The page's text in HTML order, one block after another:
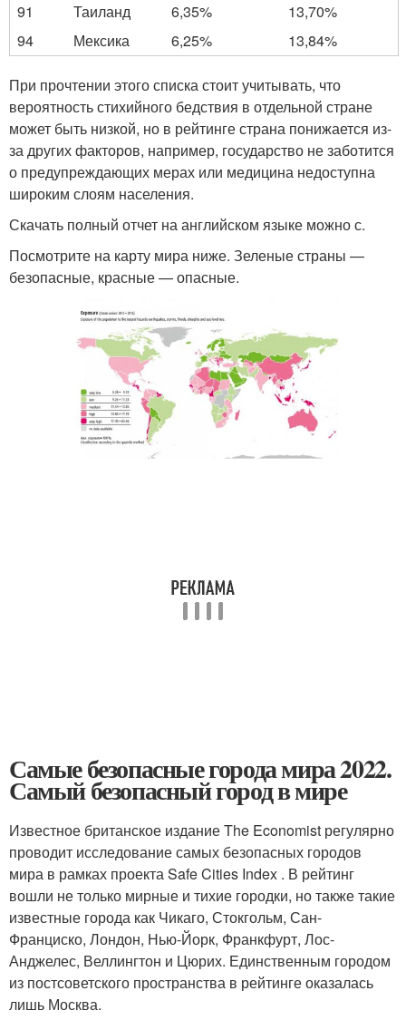
91
Таиланд 6,35%
13,70%
94
Мексика 6,25% 13,84%
При прочтении этого списка стоит учитывать, что
вероятность стихийного бедствия в отдельной стране
может быть низкой, но в рейтинге страна понижается из-
за других факторов, например, государство не заботится
о предупреждающих мерах или медицина недоступна
широким слоям населения.
Скачать полный отчет на английском языке можно с.
Посмотрите на карту мира ниже. Зеленые страны —
безопасные, красные — опасные.
Самые безопасные города мира 2022.
Самый безопасный город в мире
Известное британское издание The Economist регулярно
проводит исследование самых безопасных городов
мира в рамках проекта Safe Cities Index . В рейтинг
вошли не только мирные и тихие городки, но также такие
известные города как Чикаго, Стокгольм, Сан-
Франциско, Лондон, Нью-Йорк, Франкфурт, Лос-
Анджелес, Веллингтон и Цюрих. Единственным городом
из постсоветского пространства в рейтинге оказалась
лишь Москва.